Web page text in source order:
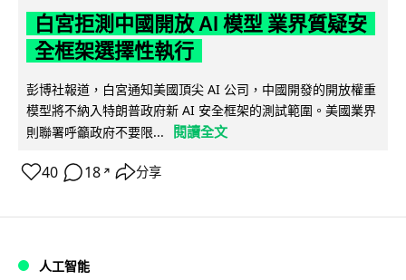
白宮拒測中國開放 AI 模型 業界質疑安
全框架選擇性執行
彭博社報道，白宮通知美國頂尖 AI 公司，中國開發的開放權重
模型將不納入特朗普政府新 AI 安全框架的測試範圍。美國業界
則聯署呼籲政府不要限...
閱讀全文
40 18 ↗ 分享
人工智能